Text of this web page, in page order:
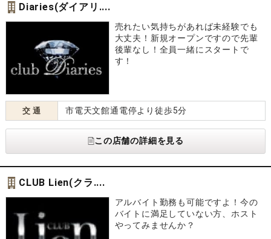
Diaries(ダイアリ....
売れたい気持ちがあれば未経験でも
大丈夫！新規オープンですので先輩
後輩なし！全員一緒にスタートで
す！
交 通 市電天文館通電停より徒歩5分
この店舗の詳細を見る
CLUB Lien(クラ....
アルバイト勤務も可能ですよ！今の
バイトに満足していない方、ホスト
やってみませんか？